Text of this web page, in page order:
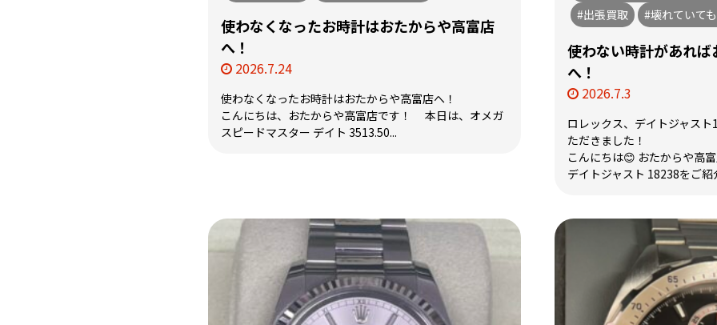
使わなくなったお時計はおたからや高富店
へ！
2026.7.24
使わなくなったお時計はおたからや高富店へ！
こんにちは、おたからや高富店です！ 本日は、オメガ
スピードマスター デイト 3513.50...
#出張買取
#壊れていて
使わない時計があれ
へ！
2026.7.3
ロレックス、デイトジャス
ただきました！
こんにちは😊 おたからや高
デイトジャスト 18238をご紹